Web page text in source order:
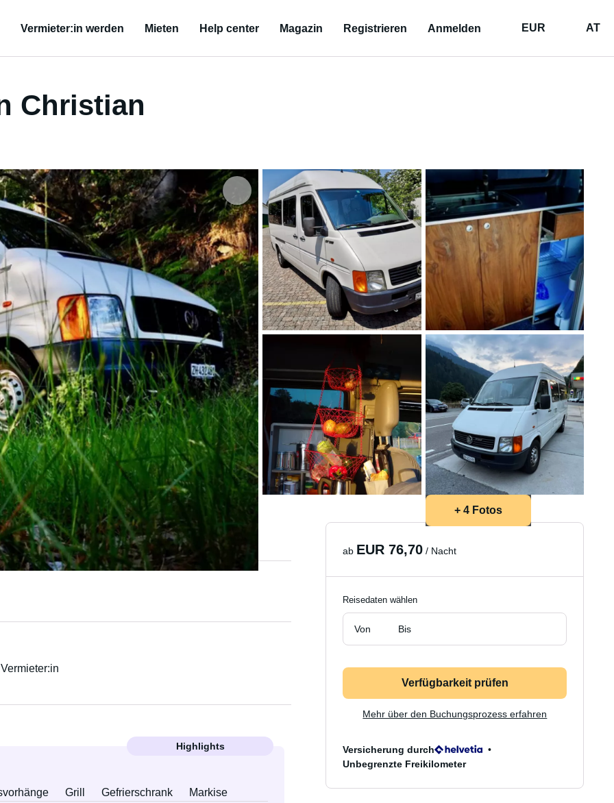
Vermieter:in werden Mieten Help center Magazin Registrieren Anmelden EUR AT
Christian
+ 4 Fotos
Highlights
Grill Gefrierschrank
Markise
ab EUR 76,70 / Nacht
Reisedaten wählen
Von Bis
Verfügbarkeit prüfen
Mehr über den Buchungsprozess erfahren
Versicherung durch
Unbegrenzte Freikilometer